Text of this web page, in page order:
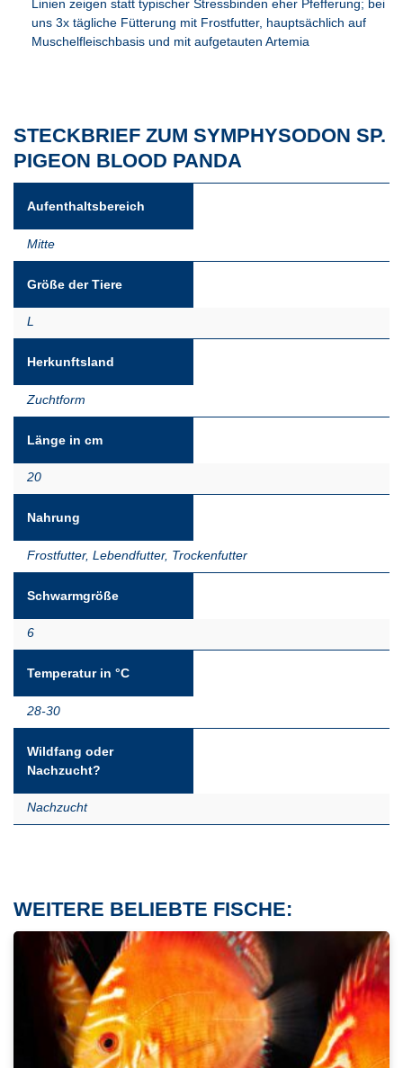
Linien zeigen statt typischer Stressbinden eher Pfefferung; bei
uns 3x tägliche Fütterung mit Frostfutter, hauptsächlich auf
Muschelfleischbasis und mit aufgetauten Artemia
STECKBRIEF ZUM SYMPHYSODON SP.
PIGEON BLOOD PANDA
Aufenthaltsbereich
Mitte
Größe der Tiere
L
Herkunftsland
Zuchtform
Länge in cm
20
Nahrung
Frostfutter, Lebendfutter, Trockenfutter
Schwarmgröße
6
Temperatur in °C
28-30
Wildfang oder
Nachzucht?
Nachzucht
WEITERE BELIEBTE FISCHE: